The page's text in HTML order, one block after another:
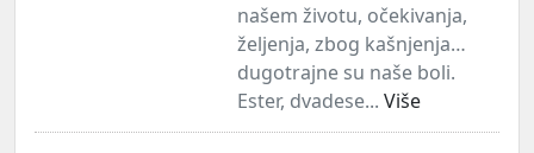
našem životu, očekivanja,
željenja, zbog kašnjenja…
dugotrajne su naše boli.
Ester, dvadese... Više